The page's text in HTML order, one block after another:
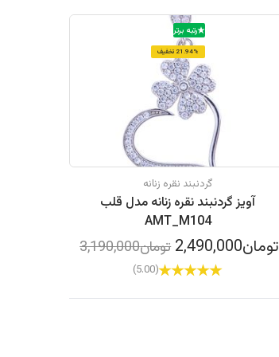
رتبه برتر
21.94% تخفیف
گردنبند نقره زنانه
آویز گردنبند نقره زنانه مدل قلب
AMT_M104
تومان2,490,000 تومان3,190,000
(5.00)